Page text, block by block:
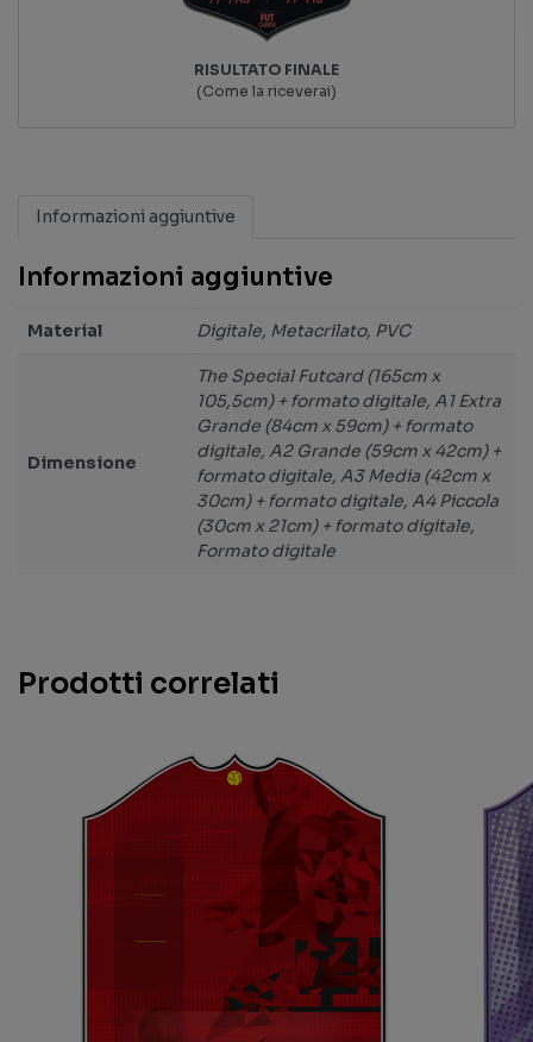
RISULTATO FINALE
(Come la riceverai)
Informazioni aggiuntive
Informazioni aggiuntive
Material Digitale, Metacrilato, PVC
Dimensione
The Special Futcard (165cm x
105,5cm) + formato digitale, A1 Extra
Grande (84cm x 59cm) + formato
digitale, A2 Grande (59cm x 42cm) +
formato digitale, A3 Media (42cm x
30cm) + formato digitale, A4 Piccola
(30cm x 21cm) + formato digitale,
Formato digitale
Prodotti correlati